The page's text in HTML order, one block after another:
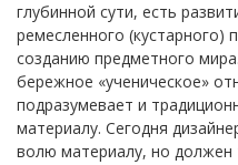
глубинной сути, есть
ремесленного (кустарного)
созданию предметного
бережное «ученическое»
подразумевает и
материалу. Сегодня
волю материалу, но должен